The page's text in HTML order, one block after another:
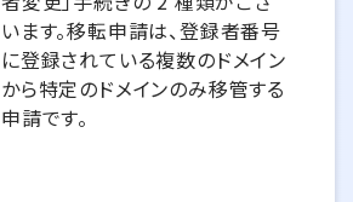
います。移転申請は、登録者番号
に登録されている複数のドメイン
から特定のドメインのみ移管する
申請です。